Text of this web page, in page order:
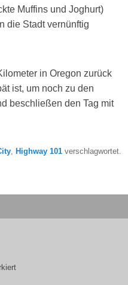
Muffins und Joghurt)
die Stadt vernünftig
in Oregon zurück
ist, um noch zu den
beschließen den Tag mit
Highway 101 verschlagwortet.